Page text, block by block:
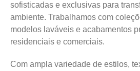
sofisticadas e exclusivas para
ambiente. Trabalhamos com
modelos laváveis e acabamentos
residenciais e comerciais.
Com ampla variedade de estilos,